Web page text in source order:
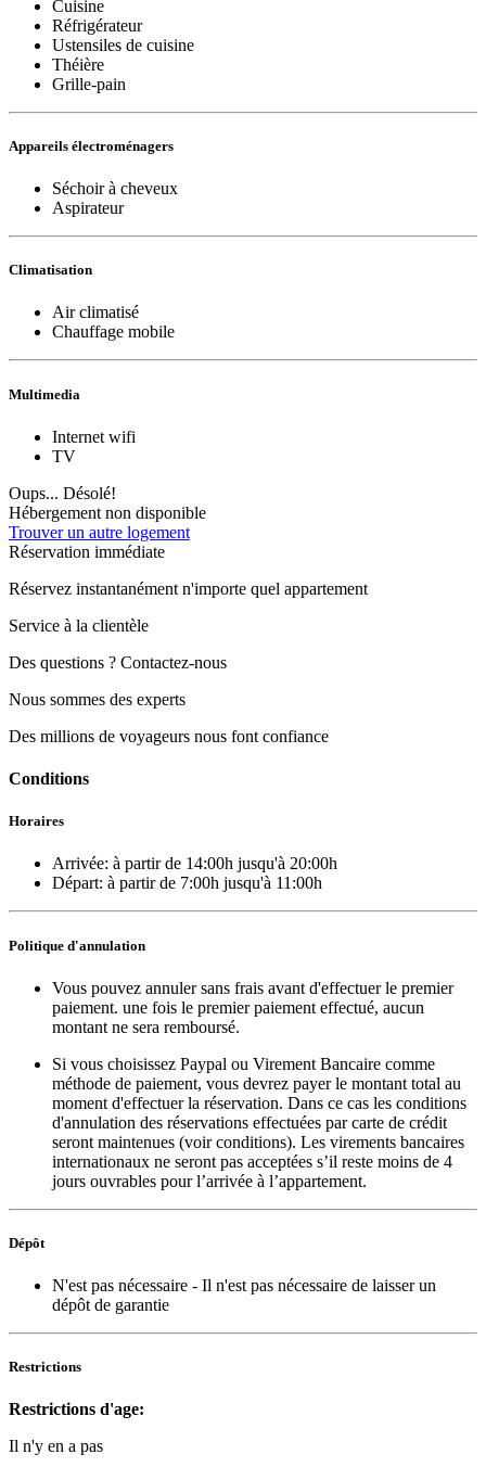
Cuisine
Réfrigérateur
Ustensiles de cuisine
Théière
Grille-pain
Appareils électroménagers
Séchoir à cheveux
Aspirateur
Climatisation
Air climatisé
Chauffage mobile
Multimedia
Internet wifi
TV
Oups... Désolé!
Hébergement non disponible
Trouver un autre logement
Réservation immédiate
Réservez instantanément n'importe quel appartement
Service à la clientèle
Des questions ? Contactez-nous
Nous sommes des experts
Des millions de voyageurs nous font confiance
Conditions
Horaires
Arrivée: à partir de 14:00h jusqu'à 20:00h
Départ: à partir de 7:00h jusqu'à 11:00h
Politique d'annulation
Vous pouvez annuler sans frais avant d'effectuer le premier
paiement. une fois le premier paiement effectué, aucun
montant ne sera remboursé.
Si vous choisissez Paypal ou Virement Bancaire comme
méthode de paiement, vous devrez payer le montant total au
moment d'effectuer la réservation. Dans ce cas les conditions
d'annulation des réservations effectuées par carte de crédit
seront maintenues (voir conditions). Les virements bancaires
internationaux ne seront pas acceptées s’il reste moins de 4
jours ouvrables pour l’arrivée à l’appartement.
Dépôt
N'est pas nécessaire - Il n'est pas nécessaire de laisser un
dépôt de garantie
Restrictions
Restrictions d'age:
Il n'y en a pas